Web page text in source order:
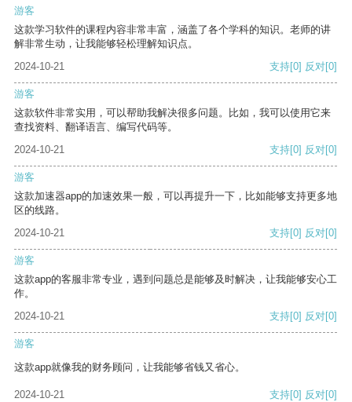
游客
这款学习软件的课程内容非常丰富，涵盖了各个学科的知识。老师的讲
解非常生动，让我能够轻松理解知识点。
2024-10-21
支持[0] 反对[0]
游客
这款软件非常实用，可以帮助我解决很多问题。比如，我可以使用它来
查找资料、翻译语言、编写代码等。
2024-10-21
支持[0] 反对[0]
游客
这款加速器app的加速效果一般，可以再提升一下，比如能够支持更多地
区的线路。
2024-10-21
支持[0] 反对[0]
游客
这款app的客服非常专业，遇到问题总是能够及时解决，让我能够安心工
作。
2024-10-21
支持[0] 反对[0]
游客
这款app就像我的财务顾问，让我能够省钱又省心。
2024-10-21 支持[0] 反对[0]